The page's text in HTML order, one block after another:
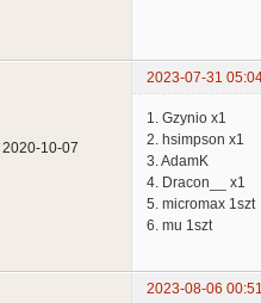
2023-07-31
2020-10-07
1. Gzynio x1
2. hsimpson x1
3. AdamK
4. Dracon__ x1
5. micromax 1szt
6. mu 1szt
2023-08-06